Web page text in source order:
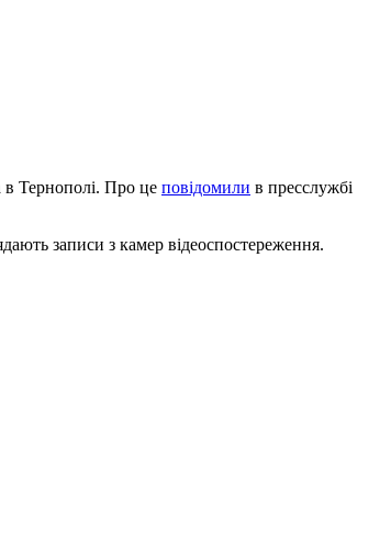
в Тернополі. Про це повідомили в пресслужбі
записи з камер відеоспостереження.